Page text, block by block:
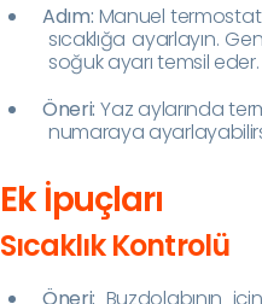
Adım: Manuel
sıcaklığa ayarlayın.
soğuk ayarı temsil eder.
Öneri: Yaz aylarında
numaraya
Ek İpuçları
Sıcaklık Kontrolü
Öneri: Buzdolabının